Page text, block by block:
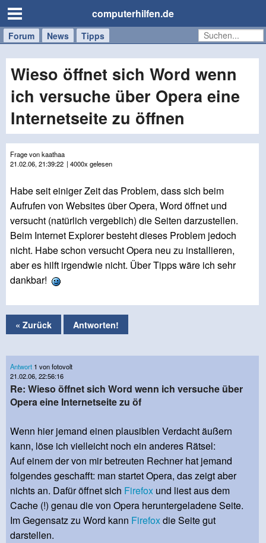
computerhilfen.de
Forum News Tipps
Handy
Tablet
Windows
Mac
Wieso öffnet sich Word wenn
ich versuche über Opera eine
Internetseite zu öffnen
Frage von kaathaa
21.02.06, 21:39:22 | 4000x gelesen
Habe seit einiger Zeit das Problem, dass sich beim
Aufrufen von Websites über Opera, Word öffnet und
versucht (natürlich vergeblich) die Seiten darzustellen.
Beim Internet Explorer besteht dieses Problem jedoch
nicht. Habe schon versucht Opera neu zu installieren,
aber es hilft irgendwie nicht. Über Tipps wäre ich sehr
dankbar!
« Zurück Antworten!
Antwort 1 von fotovolt
21.02.06, 22:56:16
Re: Wieso öffnet sich Word wenn ich versuche über
Opera eine Internetseite zu öf
Wenn hier jemand einen plausiblen Verdacht äußern
kann, löse ich vielleicht noch ein anderes Rätsel:
Auf einem der von mir betreuten Rechner hat jemand
folgendes geschafft: man startet Opera, das zeigt aber
nichts an. Dafür öffnet sich Firefox und liest aus dem
Cache (!) genau die von Opera heruntergeladene Seite.
Im Gegensatz zu Word kann Firefoxdie Seite gut
darstellen.